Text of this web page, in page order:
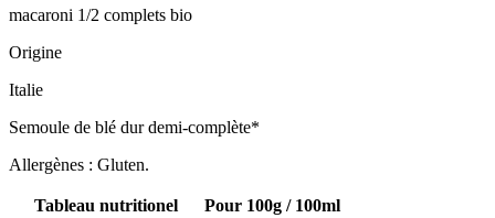
macaroni 1/2 complets bio
Origine
Italie
Semoule de blé dur demi-complète*
Allergènes : Gluten.
Tableau nutritionel
Pour 100g / 100ml